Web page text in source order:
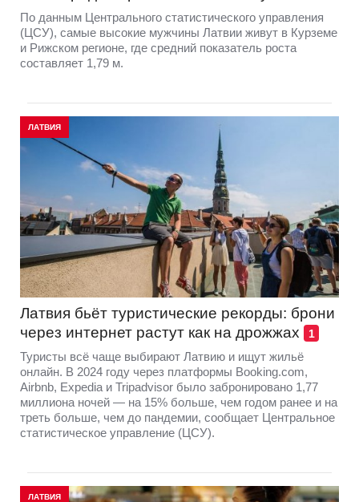
По данным Центрального статистического управления
(ЦСУ), самые высокие мужчины Латвии живут в Курземе
и Рижском регионе, где средний показатель роста
составляет 1,79 м.
ЛАТВИЯ
Латвия бьёт туристические рекорды: брони
через интернет растут как на дрожжах
1
Туристы всё чаще выбирают Латвию и ищут жильё
онлайн. В 2024 году через платформы Booking.com,
Airbnb, Expedia и Tripadvisor было забронировано 1,77
миллиона ночей — на 15% больше, чем годом ранее и на
треть больше, чем до пандемии, сообщает Центральное
статистическое управление (ЦСУ).
ЛАТВИЯ